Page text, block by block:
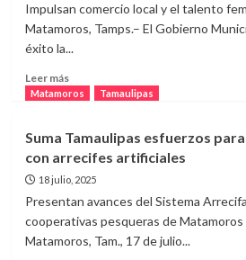
Matamoros;
piden
a
conductores
Impulsan comercio local y el talento
Matamoros, Tamps.– El Gobierno
éxito la...
Leer másLeer
más
con
éxito
Feria
del
de
la
Matamoros Tamaulipas
Suma Tamaulipas esfuerzos
con arrecifes artificiales
18 julio, 2025
Presentan avances del Sistema
cooperativas pesqueras de Matamoros
Matamoros, Tam., 17 de julio...